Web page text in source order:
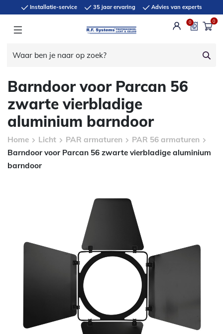
Installatie-service 35 jaar ervaring Advies van experts
0 0
Barndoor voor Parcan 56
zwarte vierbladige
aluminium barndoor
Home Licht PAR armaturen
PAR 56 armaturen
Barndoor voor Parcan 56 zwarte vierbladige aluminium
barndoor